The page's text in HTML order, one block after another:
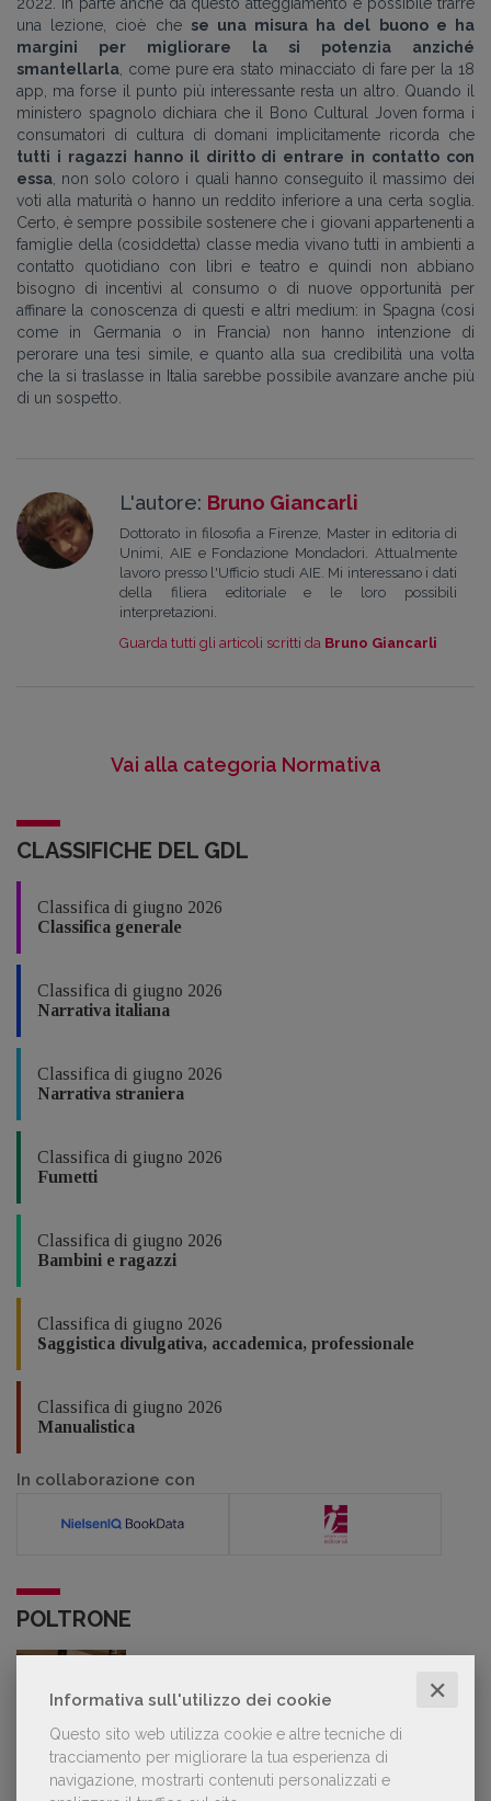
Informativa sull'utilizzo dei cookie ✕
Questo sito web utilizza cookie e altre tecniche di
tracciamento per migliorare la tua esperienza di
navigazione, mostrarti contenuti personalizzati e
una lezione, cioè che se una misura ha del buono e ha
margini per migliorare la si potenzia anziché
smantellarla , come pure era stato minacciato di fare per la 18
app, ma forse il punto più interessante resta un altro. Quando il
ministero spagnolo dichiara che il Bono Cultural Joven forma i
consumatori di cultura di domani implicitamente ricorda che
tutti i ragazzi hanno il diritto di entrare in contatto con
essa , non solo coloro i quali hanno conseguito il massimo dei
voti alla maturità o hanno un reddito inferiore a una certa soglia.
Certo, è sempre possibile sostenere che i giovani appartenenti a
famiglie della (cosiddetta) classe media vivano tutti in ambienti a
contatto quotidiano con libri e teatro e quindi non abbiano
bisogno di incentivi al consumo o di nuove opportunità per
affinare la conoscenza di questi e altri medium: in Spagna (così
come in Germania o in Francia) non hanno intenzione di
perorare una tesi simile, e quanto alla sua credibilità una volta
che la si traslasse in Italia sarebbe possibile avanzare anche più
di un sospetto.
L'autore: Bruno Giancarli
Dottorato in filosofia a Firenze, Master in editoria di
Unimi, AIE e Fondazione Mondadori. Attualmente
lavoro presso l'Ufficio studi AIE. Mi interessano i dati
della filiera editoriale e le loro possibili
interpretazioni.
Guarda tutti gli articoli scritti da Bruno Giancarli
Vai alla categoria Normativa
CLASSIFICHE DEL GDL
Classifica di giugno 2026
Classifica generale
Classifica di giugno 2026
Narrativa italiana
Classifica di giugno 2026
Narrativa straniera
Classifica di giugno 2026
Fumetti
Classifica di giugno 2026
Bambini e ragazzi
Classifica di giugno 2026
Saggistica divulgativa, accademica, professionale
Classifica di giugno 2026
Manualistica
In collaborazione con
POLTRONE
Laura Ballestra confermata presidente